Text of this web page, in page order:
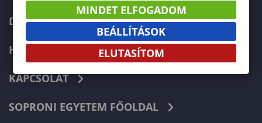
DOKUMENTUMOK
HÍREK
KAPCSOLAT
SOPRONI EGYETEM FŐOLDAL
MINDET ELFOGADOM
BEÁLLÍTÁSOK
ELUTASÍTOM